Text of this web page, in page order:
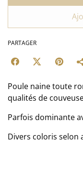
PARTAGER
Poule naine toute
qualités de
Parfois dominante
Divers coloris selon